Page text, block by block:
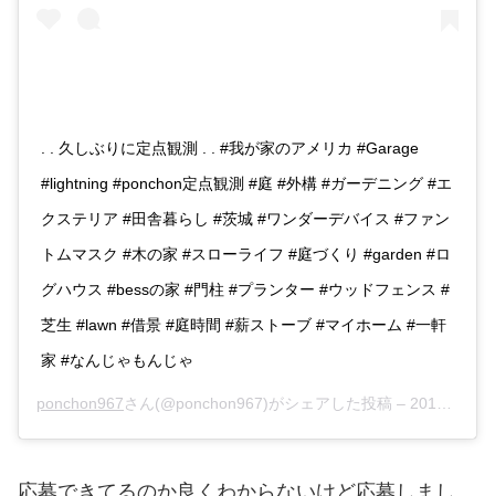
. . 久しぶりに定点観測 . . #我が家のアメリカ #Garage
#lightning #ponchon定点観測 #庭 #外構 #ガーデニング #エ
クステリア #田舎暮らし #茨城 #ワンダーデバイス #ファン
トムマスク #木の家 #スローライフ #庭づくり #garden #ロ
グハウス #bessの家 #門柱 #プランター #ウッドフェンス #
芝生 #lawn #借景 #庭時間 #薪ストーブ #マイホーム #一軒
家 #なんじゃもんじゃ
ponchon967さん(@ponchon967)がシェアした投稿 – 2018年11月月6日午前3時10分PST
応募できてるのか良くわからないけど応募しまし